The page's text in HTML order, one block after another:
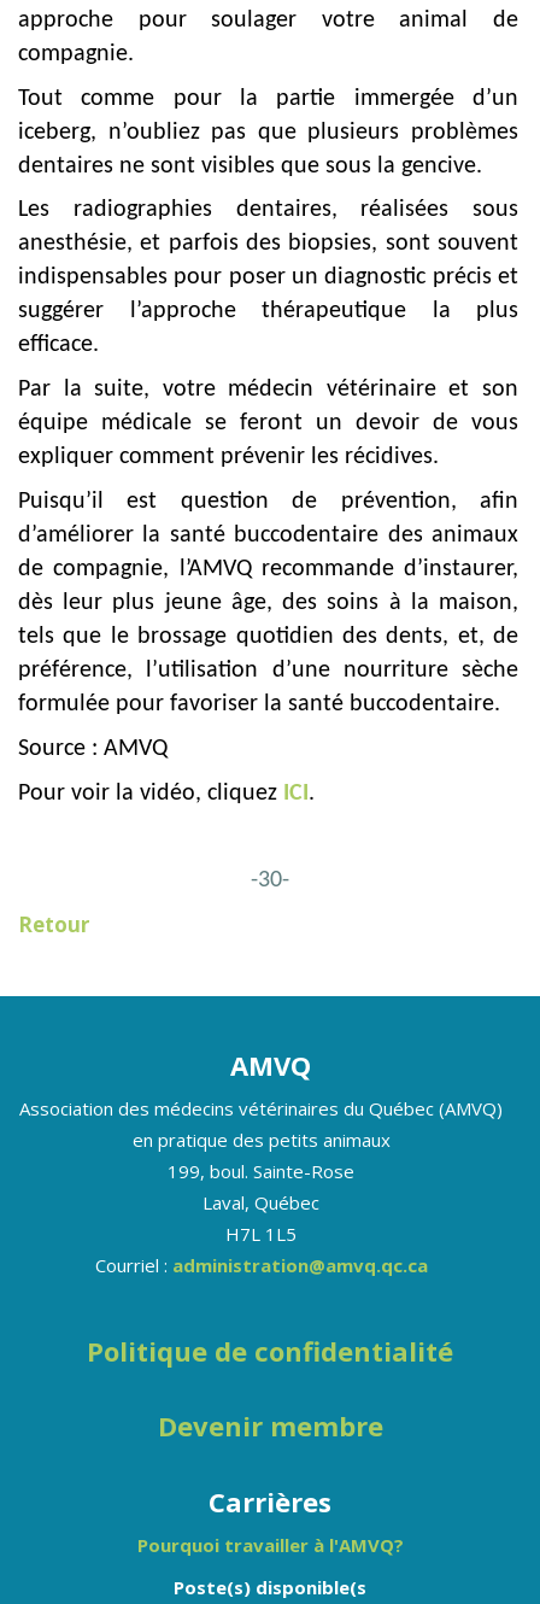
approche pour soulager votre animal de
compagnie.
Tout comme pour la partie immergée d’un
iceberg, n’oubliez pas que plusieurs problèmes
dentaires ne sont visibles que sous la gencive.
Les radiographies dentaires, réalisées sous
anesthésie, et parfois des biopsies, sont souvent
indispensables pour poser un diagnostic précis et
suggérer l’approche thérapeutique la plus
efficace.
Par la suite, votre médecin vétérinaire et son
équipe médicale se feront un devoir de vous
expliquer comment prévenir les récidives.
Puisqu’il est question de prévention, afin
d’améliorer la santé buccodentaire des animaux
de compagnie, l’AMVQ recommande d’instaurer,
dès leur plus jeune âge, des soins à la maison,
tels que le brossage quotidien des dents, et, de
préférence, l’utilisation d’une nourriture sèche
formulée pour favoriser la santé buccodentaire.
Source : AMVQ
Pour voir la vidéo, cliquez ICI .
-30-
Retour
AMVQ
Association des médecins vétérinaires du Québec (AMVQ)
en pratique des petits animaux
199, boul. Sainte-Rose
Laval, Québec
H7L 1L5
Courriel : administration@amvq.qc.ca
Politique de confidentialité
Devenir membre
Carrières
Pourquoi travailler à l'AMVQ?
Poste(s) disponible(s